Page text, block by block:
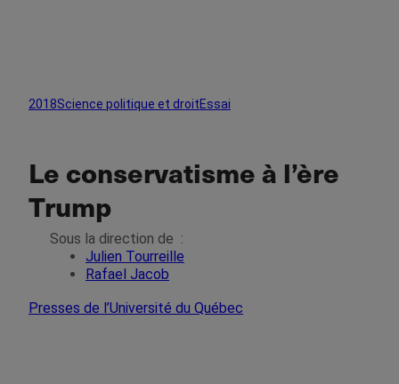
2018Science politique et droitEssai
Le conservatisme à l’ère
Trump
Sous la direction de :
Julien Tourreille
Rafael Jacob
Presses de l’Université du Québec